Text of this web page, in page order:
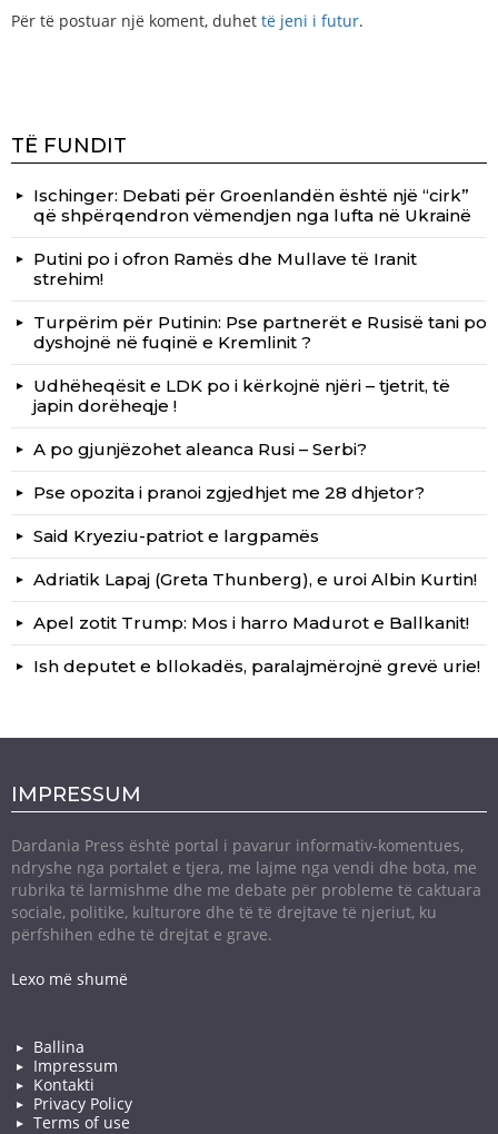
Për të postuar një koment, duhet të jeni i futur.
TË FUNDIT
Ischinger: Debati për Groenlandën është një “cirk”
që shpërqendron vëmendjen nga lufta në Ukrainë
Putini po i ofron Ramës dhe Mullave të Iranit
strehim!
Turpërim për Putinin: Pse partnerët e Rusisë tani po
dyshojnë në fuqinë e Kremlinit ?
Udhëheqësit e LDK po i kërkojnë njëri – tjetrit, të
japin dorëheqje !
A po gjunjëzohet aleanca Rusi – Serbi?
Pse opozita i pranoi zgjedhjet me 28 dhjetor?
Said Kryeziu-patriot e largpamës
Adriatik Lapaj (Greta Thunberg), e uroi Albin Kurtin!
Apel zotit Trump: Mos i harro Madurot e Ballkanit!
Ish deputet e bllokadës, paralajmërojnë grevë urie!
IMPRESSUM
Dardania Press është portal i pavarur informativ-komentues,
ndryshe nga portalet e tjera, me lajme nga vendi dhe bota, me
rubrika të larmishme dhe me debate për probleme të caktuara
sociale, politike, kulturore dhe të të drejtave të njeriut, ku
përfshihen edhe të drejtat e grave.
Lexo më shumë
Ballina
Impressum
Kontakti
Privacy Policy
Terms of use